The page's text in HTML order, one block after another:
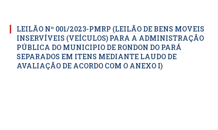
LEILÃO Nº 001/2023-PMRP (LEILÃO DE BENS MOVEIS
INSERVÍVEIS (VEÍCULOS) PARA A ADMINISTRAÇÃO
PÚBLICA DO MUNICIPIO DE RONDON DO PARÁ
SEPARADOS EM ITENS MEDIANTE LAUDO DE
AVALIAÇÃO DE ACORDO COM O ANEXO I)